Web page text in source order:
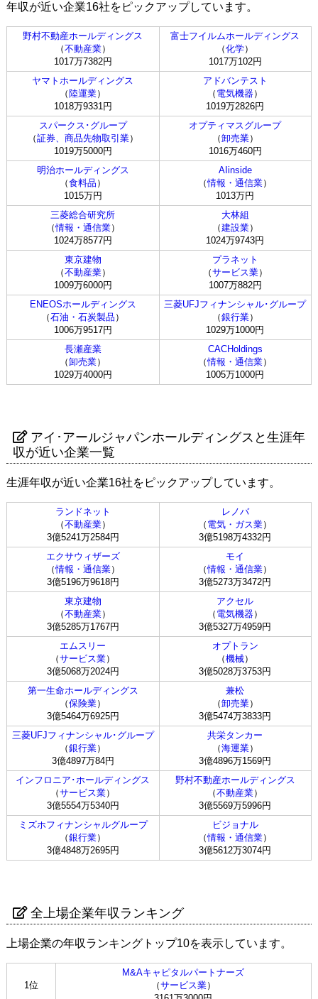
年収が近い企業16社をピックアップしています。
野村不動産ホールディングス
（不動産業）
1017万7382円
富士フイルムホールディングス
（化学）
1017万102円
ヤマトホールディングス
（ 陸運業）
1018万9331円
アドバンテスト
（ 電気機器）
1019万2826円
スパークス･グループ
（証券、商品先物取引業）
1019万5000円
オプティマスグループ
（卸売業）
1016万460円
明治ホールディングス
（食料品 ）
1015万円
AIinside
（情報・通信業）
1013万円
三菱総合研究所
（情報・通信業）
1024万8577円
大林組
（建設業）
1024万9743円
東京建物
（不動産業）
1009万6000円
プラネット
（サービス業）
1007万882円
ENEOSホールディングス
（石油・石炭製品 ）
1006万9517円
三菱UFJフィナンシャル･グループ
（銀行業）
1029万1000円
長瀬産業
（卸売業）
1029万4000円
CACHoldings
（情報・通信業）
1005万1000円
アイ･アールジャパンホールディングスと生涯年
収が近い企業一覧
生涯年収が近い企業16社をピックアップしています。
ランドネット
（不動産業）
3億5241万2584円
レノバ
（ 電気・ガス業）
3億5198万4332円
エクサウィザーズ
（情報・通信業）
3億5196万9618円
モイ
（情報・通信業）
3億5273万3472円
東京建物
（不動産業）
3億5285万1767円
アクセル
（ 電気機器）
3億5327万4959円
エムスリー
（サービス業）
3億5068万2024円
オプトラン
（機械）
3億5028万3753円
第一生命ホールディングス
（保険業）
3億5464万6925円
兼松
（卸売業）
3億5474万3833円
三菱UFJフィナンシャル･グループ
（銀行業）
3億4897万84円
共栄タンカー
（海運業）
3億4896万1569円
インフロニア･ホールディングス
（サービス業）
3億5554万5340円
野村不動産ホールディングス
（不動産業）
3億5569万5996円
ミズホフィナンシャルグループ
（銀行業）
3億4848万2695円
ビジョナル
（情報・通信業）
3億5612万3074円
全上場企業年収ランキング
上場企業の年収ランキングトップ10を表示しています。
1位
M&Aキャピタルパートナーズ
（サービス業）